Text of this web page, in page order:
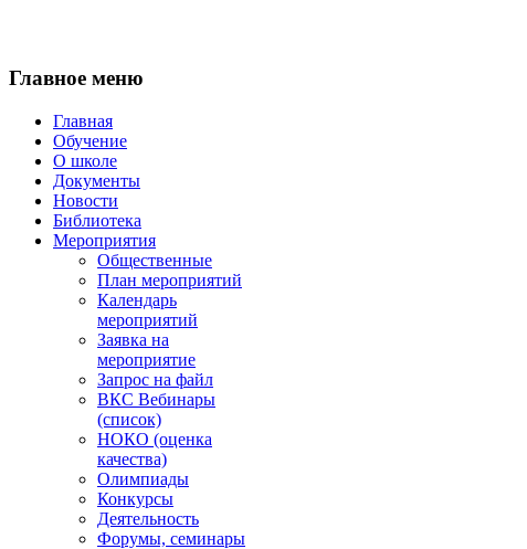
Главное меню
Главная
Обучение
О школе
Документы
Новости
Библиотека
Мероприятия
Общественные
План мероприятий
Календарь
мероприятий
Заявка на
мероприятие
Запрос на файл
ВКС Вебинары
(список)
НОКО (оценка
качества)
Олимпиады
Конкурсы
Деятельность
Форумы, семинары